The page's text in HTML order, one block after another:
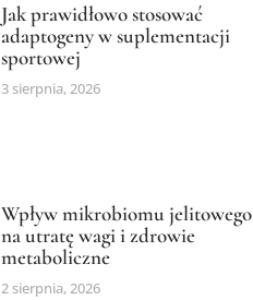
Jak prawidłowo stosować
adaptogeny w suplementacji
sportowej
3 sierpnia, 2026
Wpływ mikrobiomu jelitowego
na utratę wagi i zdrowie
metaboliczne
2 sierpnia, 2026